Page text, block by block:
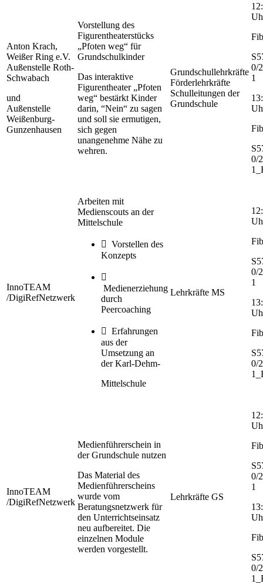
Anton Krach,
Weißer Ring e.V.
Außenstelle Roth-
Schwabach
und
Außenstelle
Weißenburg-
Gunzenhausen
Vorstellung des
Figurentheaterstücks
„Pfoten weg“ für
Grundschulkinder
Das interaktive
Figurentheater „Pfoten
weg“ bestärkt Kinder
darin, “Nein“ zu sagen
und soll sie ermutigen,
sich gegen
unangenehme Nähe zu
wehren.
Grundschullehrkräfte
Förderlehrkräfte
Schulleitungen der
Grundschule
0/
1
0/
InnoTEAM
/DigiRefNetzwerk
Arbeiten mit
Medienscouts an der
Mittelschule
 Vorstellen des
Konzepts

Medienerziehung
durch
Peercoaching
 Erfahrungen
aus der
Umsetzung an
der Karl-Dehm-
Mittelschule
Lehrkräfte MS
0/
1
0/
InnoTEAM
/DigiRefNetzwerk
Medienführerschein in
der Grundschule nutzen
Das Material des
Medienführerscheins
wurde vom
Beratungsnetzwerk für
den Unterrichtseinsatz
neu aufbereitet. Die
einzelnen Module
werden vorgestellt.
Lehrkräfte GS
0/
1
0/